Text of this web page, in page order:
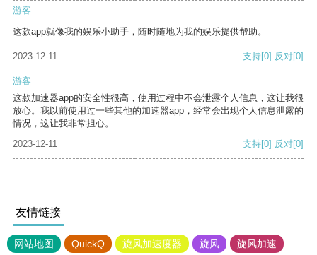
游客
这款app就像我的娱乐小助手，随时随地为我的娱乐提供帮助。
2023-12-11 支持[0] 反对[0]
游客
这款加速器app的安全性很高，使用过程中不会泄露个人信息，这让我很
放心。我以前使用过一些其他的加速器app，经常会出现个人信息泄露的
情况，这让我非常担心。
2023-12-11
支持[0] 反对[0]
友情链接
网站地图 QuickQ 旋风加速度器 旋风 旋风加速